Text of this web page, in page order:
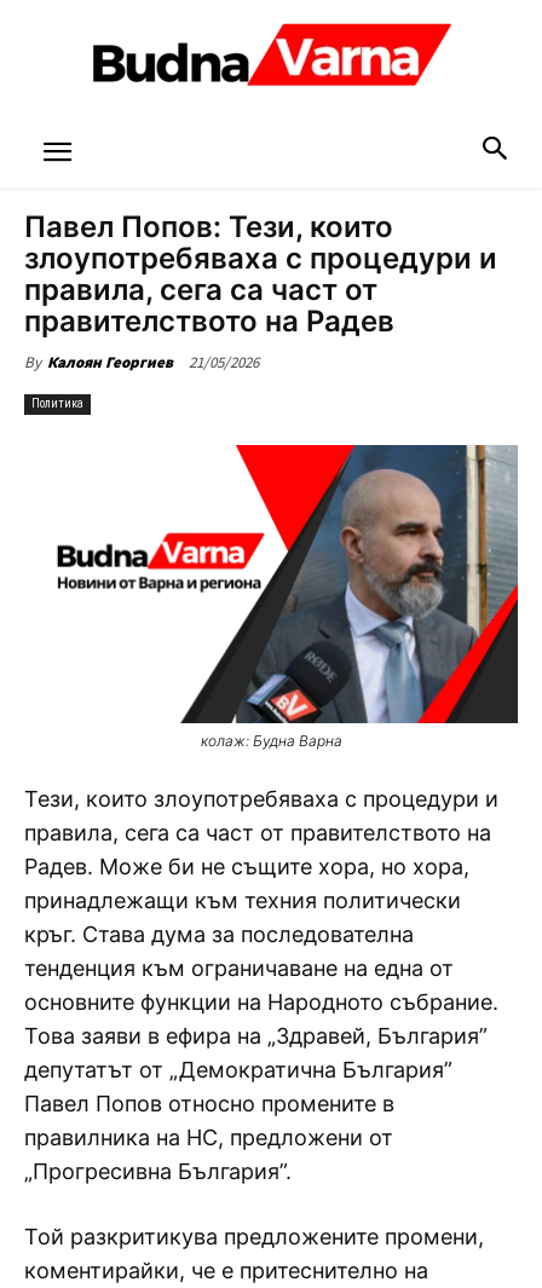
Павел Попов: Тези, които
злоупотребяваха с процедури и
правила, сега са част от
правителството на Радев
By Калоян Георгиев 21/05/2026
Политика
колаж: Будна Варна
Тези, които злоупотребяваха с процедури и
правила, сега са част от правителството на
Радев. Може би не същите хора, но хора,
принадлежащи към техния политически
кръг. Става дума за последователна
тенденция към ограничаване на една от
основните функции на Народното събрание.
Това заяви в ефира на „Здравей, България”
депутатът от „Демократична България”
Павел Попов относно промените в
правилника на НС, предложени от
„Прогресивна България”.
Той разкритикува предложените промени,
коментирайки, че е притеснително на